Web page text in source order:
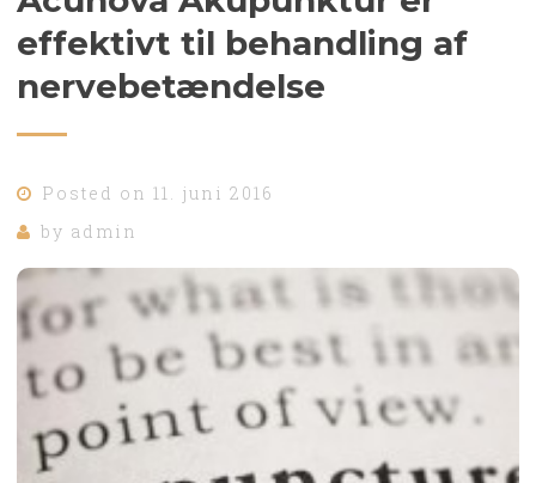
effektivt til behandling af
nervebetændelse
Posted on 11. juni 2016
by admin